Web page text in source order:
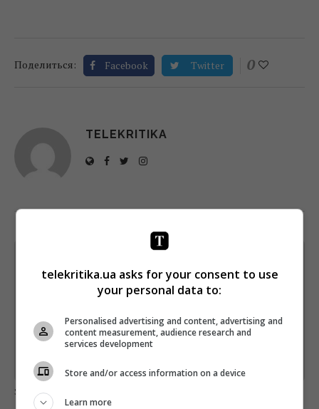
Поделиться: Facebook Twitter 0
TELEKRITIKA
Пишемо з любов'ю
!
Підпишіться ще раз, якщо не отримуєте від нас листи
* Підписатись→
Предоставлено SendPulse
загрузка...
telekritika.ua asks for your consent to use
your personal data to:
Personalised advertising and content, advertising and
content measurement, audience research and
services development
Store and/or access information on a device
Learn more